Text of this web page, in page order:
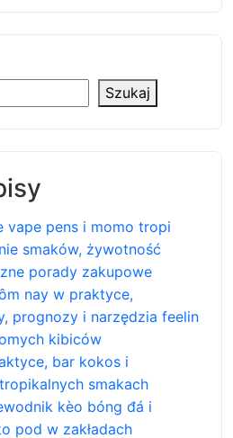
Szukaj
vape pens i momo tropi
smaków, żywotność
porady zakupowe
nay w praktyce,
prognozy i narzędzia feelin
kibiców
bar kokos i
smakach
kèo bóng đá i
pod w zakładach